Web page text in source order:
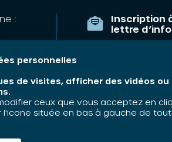
:
Inscription
lettre
Nos thématiques
Contact
personnelles
de visites, afficher des vidéos
ceux que vous acceptez en
située en bas à gauche de